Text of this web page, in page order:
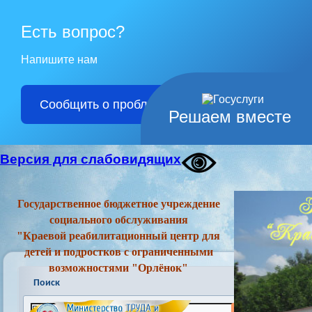
Решаем вместе
Есть вопрос?
Напишите нам
Сообщить о проблеме
Версия для слабовидящих
Государственное бюджетное учреждение
социального обслуживания
"Краевой реабилитационный центр для
детей и подростков с ограниченными
возможностями "Орлёнок"
Поиск